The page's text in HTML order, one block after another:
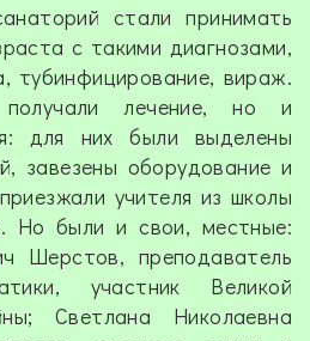
стали принимать
с такими диагнозами,
тубинфицирование, вираж.
лечение, но и
для них были выделены
завезены оборудование и
учителя из школы
Но были и свои, местные:
Шерстов, преподаватель
участник Великой
Светлана Николаевна